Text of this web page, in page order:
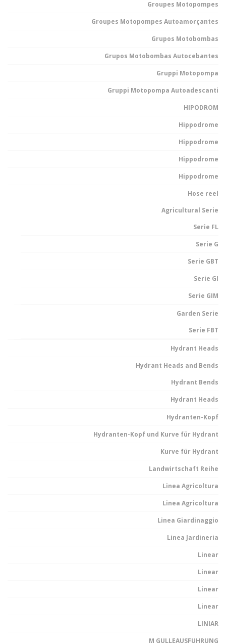
Groupes Motopompes
Groupes Motopompes Autoamorçantes
Grupos Motobombas
Grupos Motobombas Autocebantes
Gruppi Motopompa
Gruppi Motopompa Autoadescanti
HIPODROM
Hippodrome
Hippodrome
Hippodrome
Hippodrome
Hose reel
Agricultural Serie
Serie FL
Serie G
Serie GBT
Serie GI
Serie GIM
Garden Serie
Serie FBT
Hydrant Heads
Hydrant Heads and Bends
Hydrant Bends
Hydrant Heads
Hydranten-Kopf
Hydranten-Kopf und Kurve für Hydrant
Kurve für Hydrant
Landwirtschaft Reihe
Linea Agricoltura
Linea Agricoltura
Linea Giardinaggio
Linea Jardineria
Linear
Linear
Linear
Linear
LINIAR
M GULLEAUSFUHRUNG